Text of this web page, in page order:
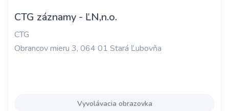
CTG záznamy - ĽN,n.o.
CTG
Obrancov mieru 3, 064 01 Stará Ľubovňa
Vyvolávacia obrazovka